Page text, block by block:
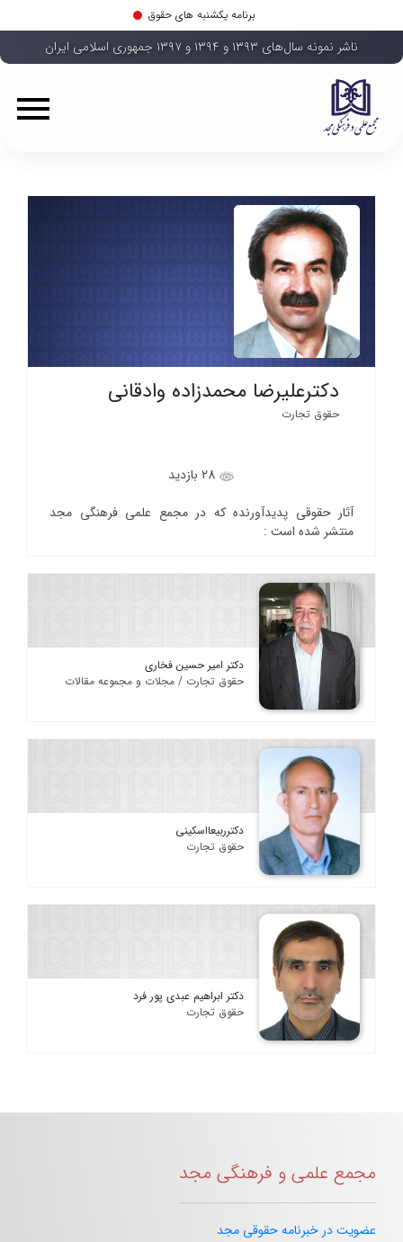
برنامه یکشنبه های حقوق
ناشر نمونه سال‌های ۱۳۹۳ و ۱۳۹۴ و ۱۳۹۷ جمهوری اسلامی ایران
دکترعلیرضا محمدزاده وادقانی
حقوق تجارت
آثار حقوقی پدیدآورنده که در مجمع علمی فرهنگی مجد
منتشر شده است :
دکتر امیر حسین فخاری
حقوق تجارت / مجلات و مجموعه مقالات
دکترربیعااسکینی
حقوق تجارت
دکتر ابراهیم عبدی پور فرد
حقوق تجارت
مجمع علمی و فرهنگی مجد
عضویت در خبرنامه حقوقی مجد